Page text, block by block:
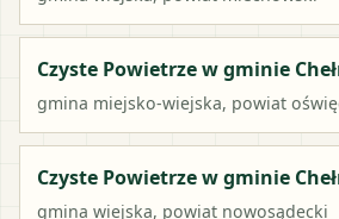
Czyste Powietrze w gminie
gmina miejsko-wiejska, powiat
Czyste Powietrze w gminie
gmina wiejska, powiat nowosądecki